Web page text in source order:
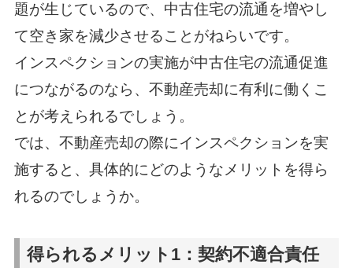
題が生じているので、中古住宅の流通を増やし
て空き家を減少させることがねらいです。
インスペクションの実施が中古住宅の流通促進
につながるのなら、不動産売却に有利に働くこ
とが考えられるでしょう。
では、不動産売却の際にインスペクションを実
施すると、具体的にどのようなメリットを得ら
れるのでしょうか。
得られるメリット1：契約不適合責任